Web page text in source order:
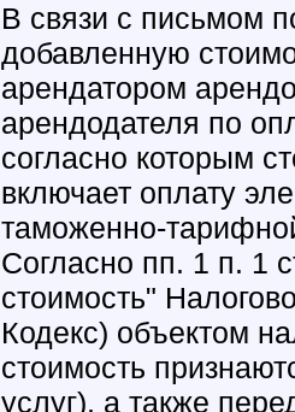
В связи с письмом
добавленную
арендатором
арендодателя по
согласно которым
включает оплату
таможенно-
Согласно пп. 1 п. 1
стоимость"
Кодекс) объектом
стоимость
услуг), а также